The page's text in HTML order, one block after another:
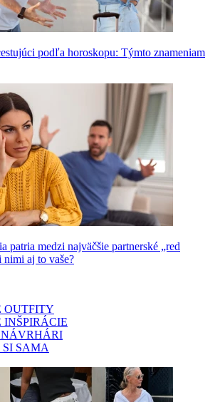
podľa horoskopu: Týmto znameniam
patria medzi najväčšie partnerské „red
nimi aj to vaše?
OUTFITY
INŠPIRÁCIE
SAMA